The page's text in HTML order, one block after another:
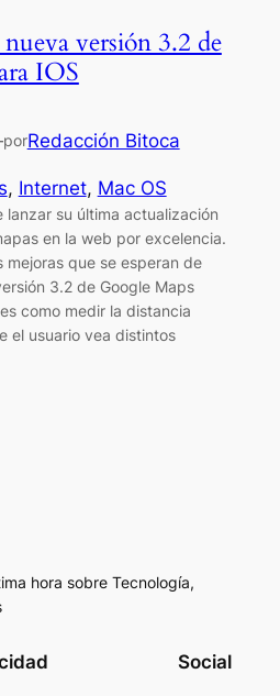
versión 3.2 de
IOS
porRedacción Bitoca
, Internet, Mac OS
lanzar su última actualización
en la web por excelencia.
mejoras que se esperan de
3.2 de Google Maps
como medir la distancia
el usuario vea distintos
hora sobre Tecnología,
Social